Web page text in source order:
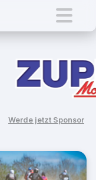
Werde jetzt Sponsor